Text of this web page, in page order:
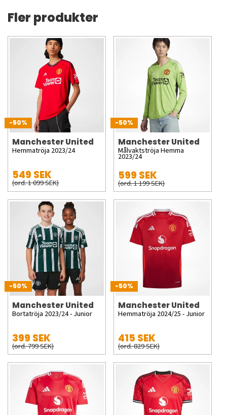
Fler produkter
-50%
Manchester United
Hemmatröja 2023/24
549 SEK
(ord. 1 099 SEK)
-50%
Manchester United
Målvaktströja Hemma
2023/24
599 SEK
(ord. 1 199 SEK)
-50%
Manchester United
Bortatröja 2023/24 - Junior
399 SEK
(ord. 799 SEK)
-50%
Manchester United
Hemmatröja 2024/25 - Junior
415 SEK
(ord. 829 SEK)